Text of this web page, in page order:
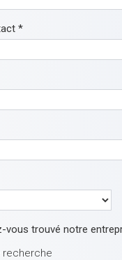
*
vous trouvé notre
recherche